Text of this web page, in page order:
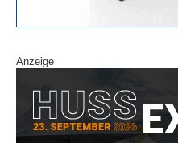
Anzeige